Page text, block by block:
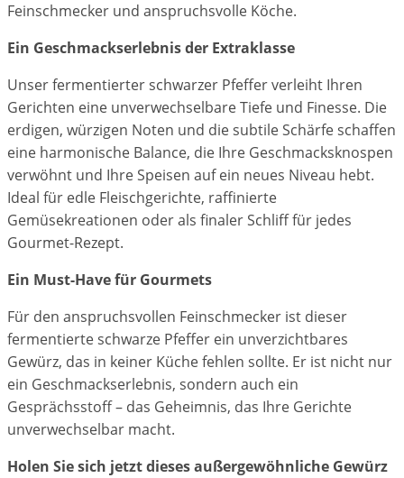
Feinschmecker und anspruchsvolle Köche.
Ein Geschmackserlebnis der Extraklasse
Unser fermentierter schwarzer Pfeffer verleiht Ihren
Gerichten eine unverwechselbare Tiefe und Finesse. Die
erdigen, würzigen Noten und die subtile Schärfe schaffen
eine harmonische Balance, die Ihre Geschmacksknospen
verwöhnt und Ihre Speisen auf ein neues Niveau hebt.
Ideal für edle Fleischgerichte, raffinierte
Gemüsekreationen oder als finaler Schliff für jedes
Gourmet-Rezept.
Ein Must-Have für Gourmets
Für den anspruchsvollen Feinschmecker ist dieser
fermentierte schwarze Pfeffer ein unverzichtbares
Gewürz, das in keiner Küche fehlen sollte. Er ist nicht nur
ein Geschmackserlebnis, sondern auch ein
Gesprächsstoff – das Geheimnis, das Ihre Gerichte
unverwechselbar macht.
Holen Sie sich jetzt dieses außergewöhnliche Gewürz